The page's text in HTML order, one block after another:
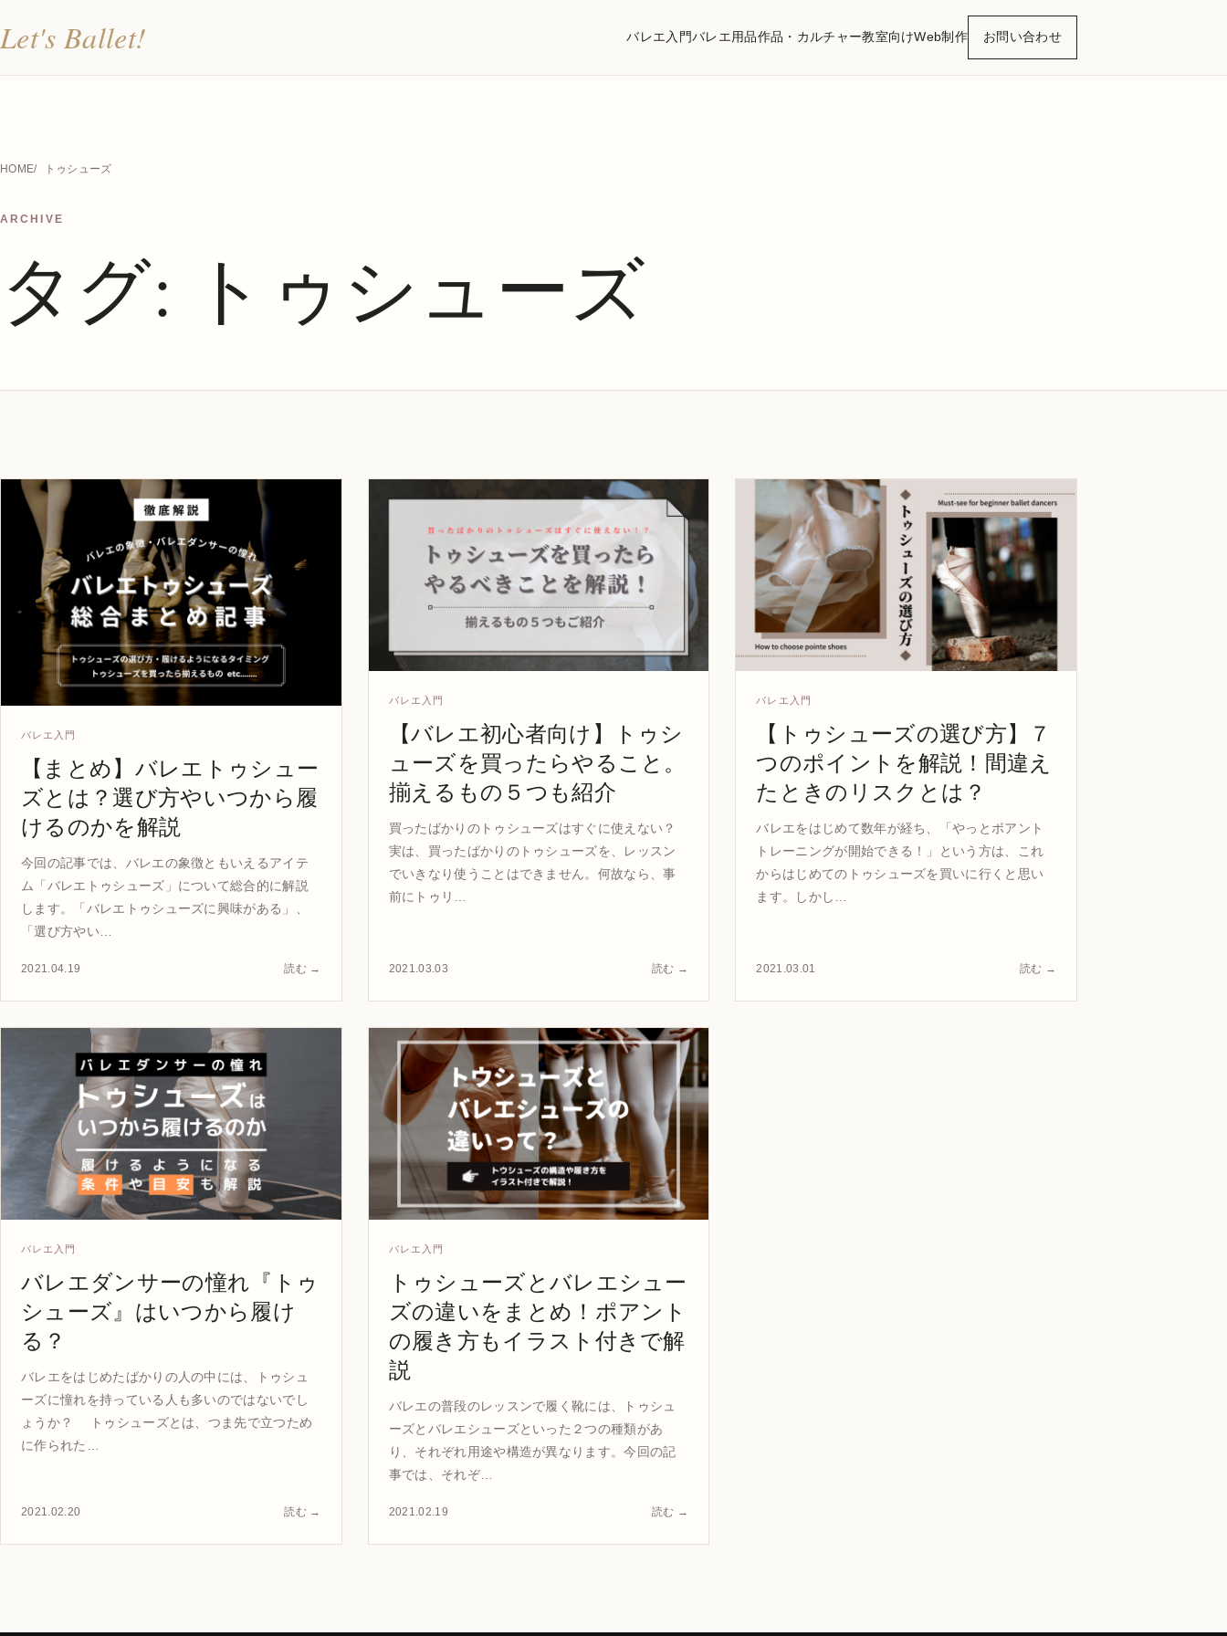
Let's Ballet! バレエ入門バレエ用品作品・カルチャー教室向けWeb制作 お問い合わせ
HOME トゥシューズ
ARCHIVE
タグ: トゥシューズ
バレエ入門
【まとめ】バレエトゥシュー
ズとは？選び方やいつから履
けるのかを解説
今回の記事では、バレエの象徴ともいえるアイテ
ム「バレエトゥシューズ」について総合的に解説
します。「バレエトゥシューズに興味がある」、
「選び方やい…
2021.04.19 読む →
バレエ入門
【バレエ初心者向け】トゥシ
ューズを買ったらやること。
揃えるもの５つも紹介
買ったばかりのトゥシューズはすぐに使えない？
実は、買ったばかりのトゥシューズを、レッスン
でいきなり使うことはできません。何故なら、事
前にトゥリ…
2021.03.03 読む →
バレエ入門
【トゥシューズの選び方】７
つのポイントを解説！間違え
たときのリスクとは？
バレエをはじめて数年が経ち、「やっとポアント
トレーニングが開始できる！」という方は、これ
からはじめてのトゥシューズを買いに行くと思い
ます。しかし…
2021.03.01 読む →
バレエ入門
バレエダンサーの憧れ『トゥ
シューズ』はいつから履け
る？
バレエをはじめたばかりの人の中には、トゥシュ
ーズに憧れを持っている人も多いのではないでし
ょうか？ トゥシューズとは、つま先で立つため
に作られた…
2021.02.20 読む →
バレエ入門
トゥシューズとバレエシュー
ズの違いをまとめ！ポアント
の履き方もイラスト付きで解
説
バレエの普段のレッスンで履く靴には、トゥシュ
ーズとバレエシューズといった２つの種類があ
り、それぞれ用途や構造が異なります。今回の記
事では、それぞ…
2021.02.19 読む →